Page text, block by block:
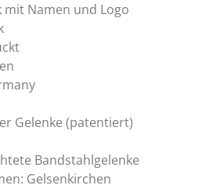
Namen und Logo
Gelenke (patentiert)
Bandstahlgelenke
Gelsenkirchen